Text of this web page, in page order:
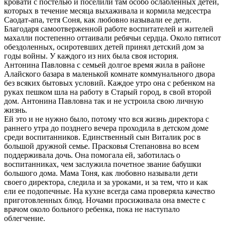
которых в течение месяца выхаживала и кормила медсестра
Саодат-апа, тетя Соня, как любовно называли ее дети.
Благодаря самоотверженной работе воспитателей и жителей
махалли постепенно оттаивали ребячьи сердца. Около пятисот
обездоленных, осиротевших детей принял детский дом за
годы войны. У каждого из них была своя история.
Антонина Павловна с семьей долгое время жила в районе
Алайского базара в маленькой комнате коммунального двора
без всяких бытовых условий. Каждое утро она с ребенком на
руках пешком шла на работу в Старый город, в свой второй
дом. Антонина Павловна так и не устроила свою личную
жизнь.
Ей это и не нужно было, потому что вся жизнь директора с
раннего утра до позднего вечера проходила в детском доме
среди воспитанников. Единственный сын Виталик рос в
большой дружной семье. Прасковья Степановна во всем
поддерживала дочь. Она помогала ей, заботилась о
воспитанниках, чем заслужила почетное звание бабушки
большого дома. Мама Тоня, как любовно называли дети
своего директора, следила и за уроками, и за тем, что и как
ели ее подопечные. На кухне всегда сама проверяла качество
приготовленных блюд. Ночами просиживала она вместе с
врачом около больного ребенка, пока не наступало
облегчение.